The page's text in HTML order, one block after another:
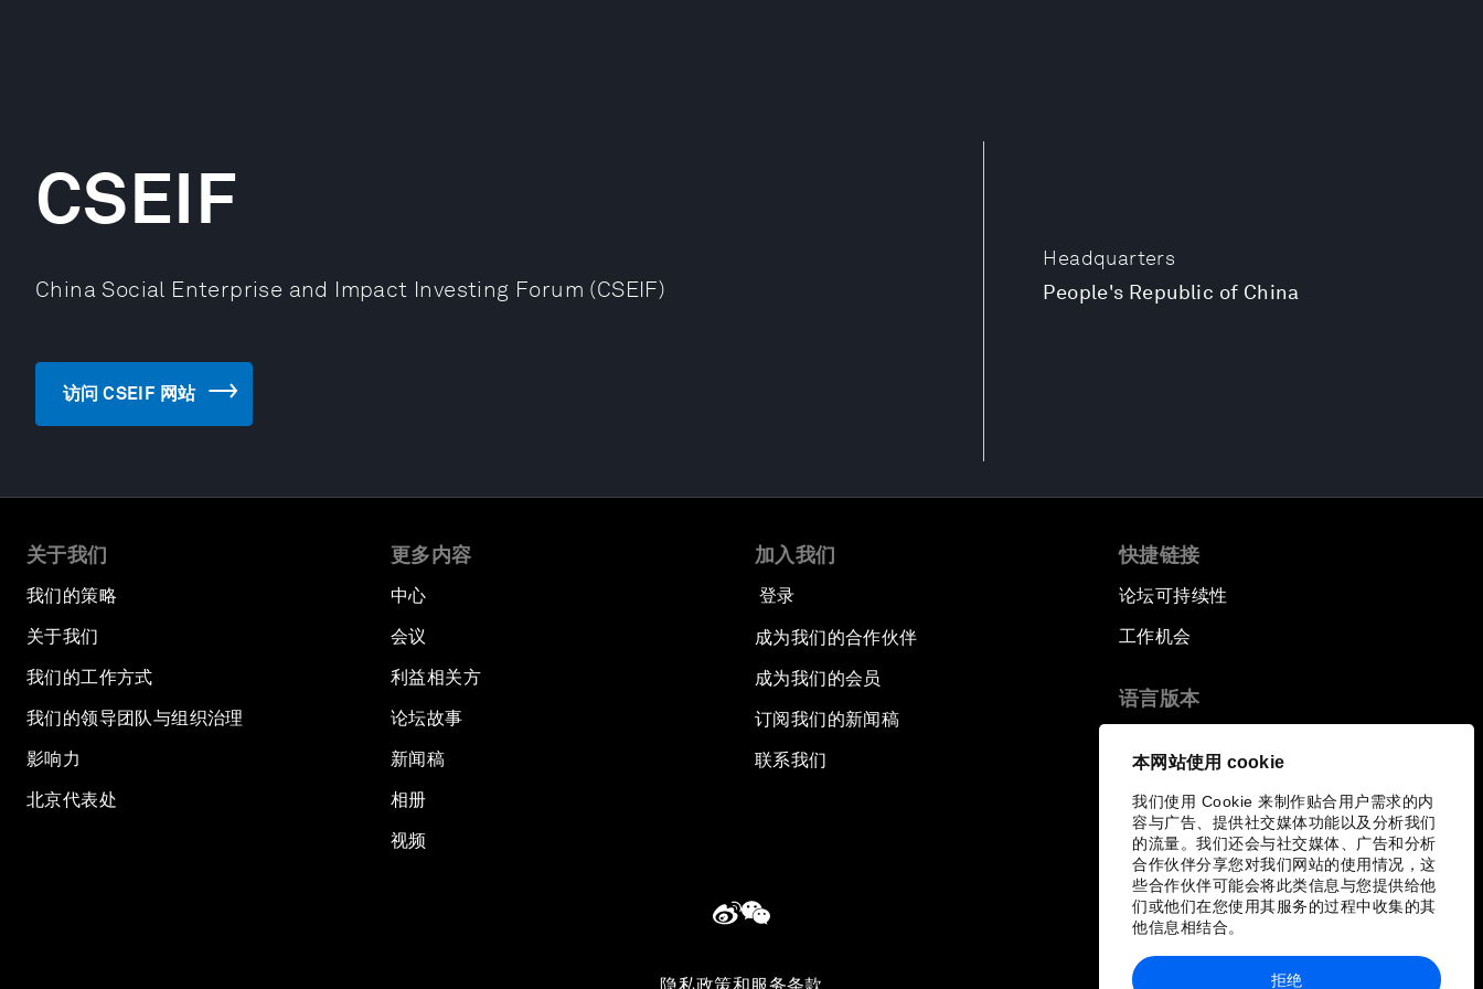
本网站使用 cookie
我们使用 Cookie 来制作贴合用户需求的内
容与广告、提供社交媒体功能以及分析我们
的流量。我们还会与社交媒体、广告和分析
合作伙伴分享您对我们网站的使用情况，这
些合作伙伴可能会将此类信息与您提供给他
们或他们在您使用其服务的过程中收集的其
他信息相结合。
拒绝
Headquarters
People's Republic of China
CSEIF
China Social Enterprise and Impact Investing Forum (CSEIF)
访问 CSEIF 网站
关于我们
我们的策略
关于我们
我们的工作方式
我们的领导团队与组织治理
影响力
北京代表处
更多内容
中心
会议
利益相关方
论坛故事
新闻稿
相册
视频
加入我们
登录
成为我们的合作伙伴
成为我们的会员
订阅我们的新闻稿
联系我们
快捷链接
论坛可持续性
工作机会
语言版本